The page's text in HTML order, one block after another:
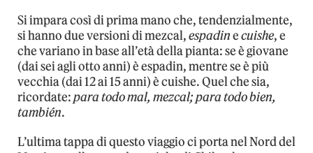
Si impara così di prima mano che, tendenzialmente,
si hanno due versioni di mezcal,espadinecuishe, e
che variano in base all’età della pianta: se è giovane
(dai sei agli otto anni) è espadin, mentre se è più
vecchia (dai 12 ai 15 anni) è cuishe. Quel che sia,
ricordate:para todo mal, mezcal; para todo bien,
también.
L’ultima tappa di questo viaggio ci porta nel Nord del